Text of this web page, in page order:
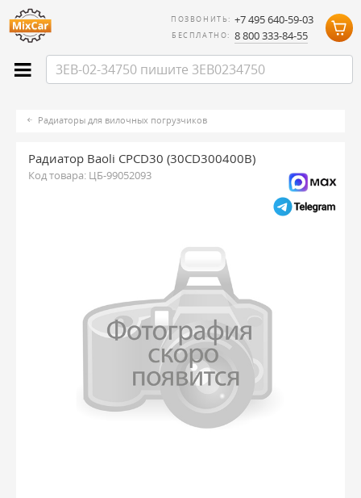
ПОЗВОНИТЬ: +7 495 640-59-03
БЕСПЛАТНО: 8 800 333-84-55
Радиаторы для вилочных погрузчиков
Радиатор Baoli CPCD30 (30CD300400B)
Код товара: ЦБ-99052093